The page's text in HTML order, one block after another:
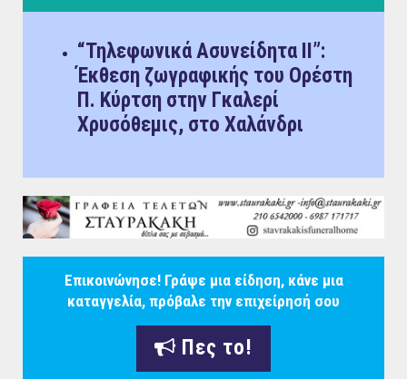
“Τηλεφωνικά Ασυνείδητα ΙΙ”:
Έκθεση ζωγραφικής του Ορέστη
Π. Κύρτση στην Γκαλερί
Χρυσόθεμις, στο Χαλάνδρι
Επικοινώνησε! Γράψε μια είδηση, κάνε μια
καταγγελία, πρόβαλε την επιχείρησή σου
Πες το!